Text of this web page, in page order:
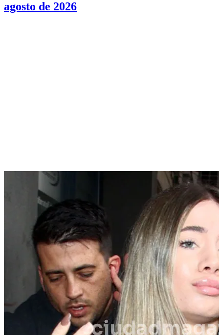
agosto de 2026